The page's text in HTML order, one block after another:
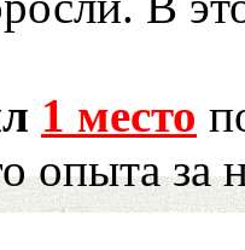
1 место
опыта за